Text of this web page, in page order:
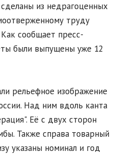
из недрагоценных
труду
сообщает пресс-
были выпущены уже 12
рельефное изображение
Над ним вдоль канта
Её с двух сторон
Также справа товарный
указаны номинал и год